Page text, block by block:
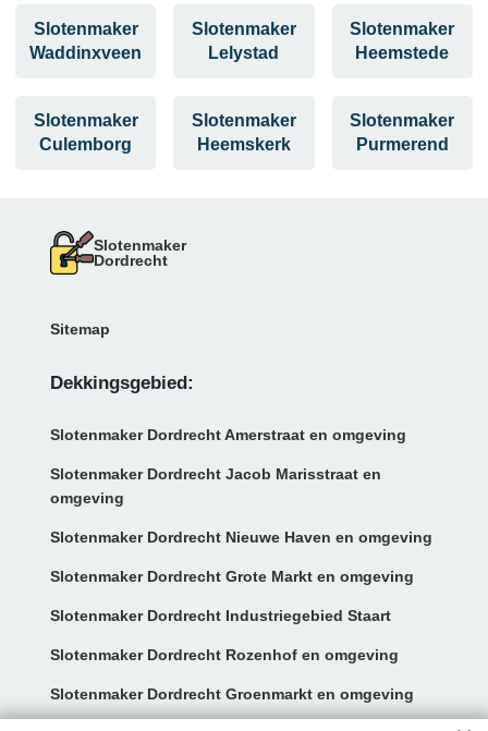
Slotenmaker
Waddinxveen
Slotenmaker
Lelystad
Slotenmaker
Heemstede
Slotenmaker
Culemborg
Slotenmaker
Heemskerk
Slotenmaker
Purmerend
Slotenmaker
Dordrecht
Sitemap
Dekkingsgebied:
Slotenmaker Dordrecht Amerstraat en omgeving
Slotenmaker Dordrecht Jacob Marisstraat en
omgeving
Slotenmaker Dordrecht Nieuwe Haven en omgeving
Slotenmaker Dordrecht Grote Markt en omgeving
Slotenmaker Dordrecht Industriegebied Staart
Slotenmaker Dordrecht Rozenhof en omgeving
Slotenmaker Dordrecht Groenmarkt en omgeving